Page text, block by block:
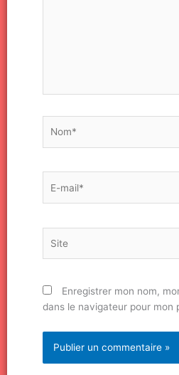
mail*
Enregistrer mon nom,
dans le navigateur pour mon